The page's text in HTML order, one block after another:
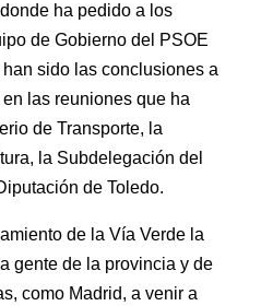
ha pedido a los
de Gobierno del PSOE
sido las conclusiones a
las reuniones que ha
de Transporte, la
la Subdelegación del
de Toledo.
de la Vía Verde la
gente de la provincia y de
como Madrid, a venir a